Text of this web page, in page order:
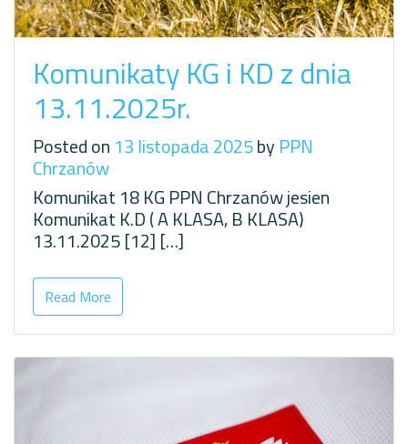
Komunikaty KG i KD z dnia
13.11.2025r.
Posted on 13 listopada 2025by PPN
Chrzanów
Komunikat 18 KG PPN Chrzanów jesien
Komunikat K.D ( A KLASA, B KLASA)
13.11.2025 [12] […]
Read More